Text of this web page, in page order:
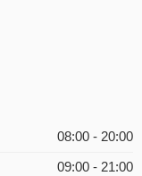
08:00 - 20:00
09:00 - 21:00